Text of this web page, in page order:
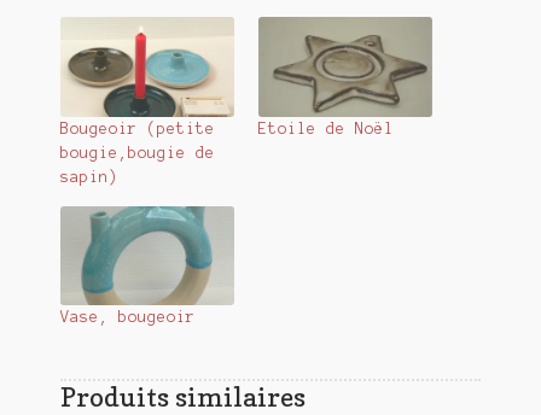
Bougeoir (petite
bougie,bougie de
sapin)
Etoile de Noël
Vase, bougeoir
Produits similaires